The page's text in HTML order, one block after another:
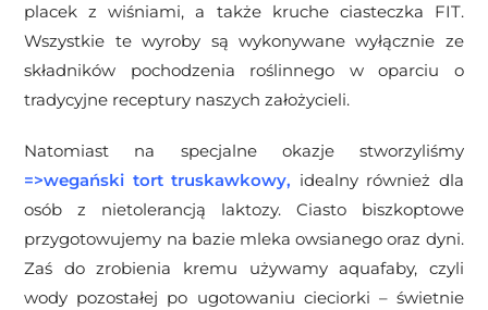
placek z wiśniami, a także kruche ciasteczka FIT.
Wszystkie te wyroby są wykonywane wyłącznie ze
składników pochodzenia roślinnego w oparciu o
tradycyjne receptury naszych założycieli.
Natomiast na specjalne okazje stworzyliśmy
=>wegański tort truskawkowy, idealny również dla
osób z nietolerancją laktozy. Ciasto biszkoptowe
przygotowujemy na bazie mleka owsianego oraz dyni.
Zaś do zrobienia kremu używamy aquafaby, czyli
wody pozostałej po ugotowaniu cieciorki – świetnie